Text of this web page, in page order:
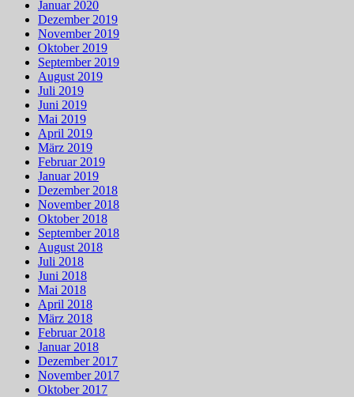
Januar 2020
Dezember 2019
November 2019
Oktober 2019
September 2019
August 2019
Juli 2019
Juni 2019
Mai 2019
April 2019
März 2019
Februar 2019
Januar 2019
Dezember 2018
November 2018
Oktober 2018
September 2018
August 2018
Juli 2018
Juni 2018
Mai 2018
April 2018
März 2018
Februar 2018
Januar 2018
Dezember 2017
November 2017
Oktober 2017